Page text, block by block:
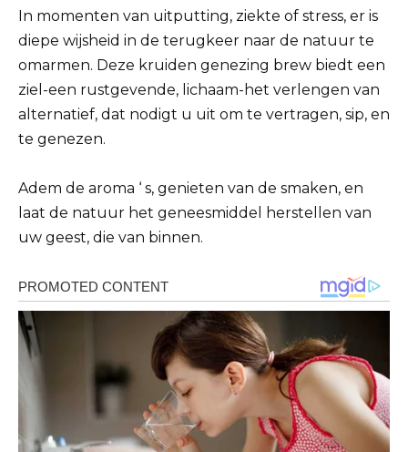
In momenten van uitputting, ziekte of stress, er is
diepe wijsheid in de terugkeer naar de natuur te
omarmen. Deze kruiden genezing brew biedt een
ziel-een rustgevende, lichaam-het verlengen van
alternatief, dat nodigt u uit om te vertragen, sip, en
te genezen.
Adem de aroma ‘ s, genieten van de smaken, en
laat de natuur het geneesmiddel herstellen van
uw geest, die van binnen.